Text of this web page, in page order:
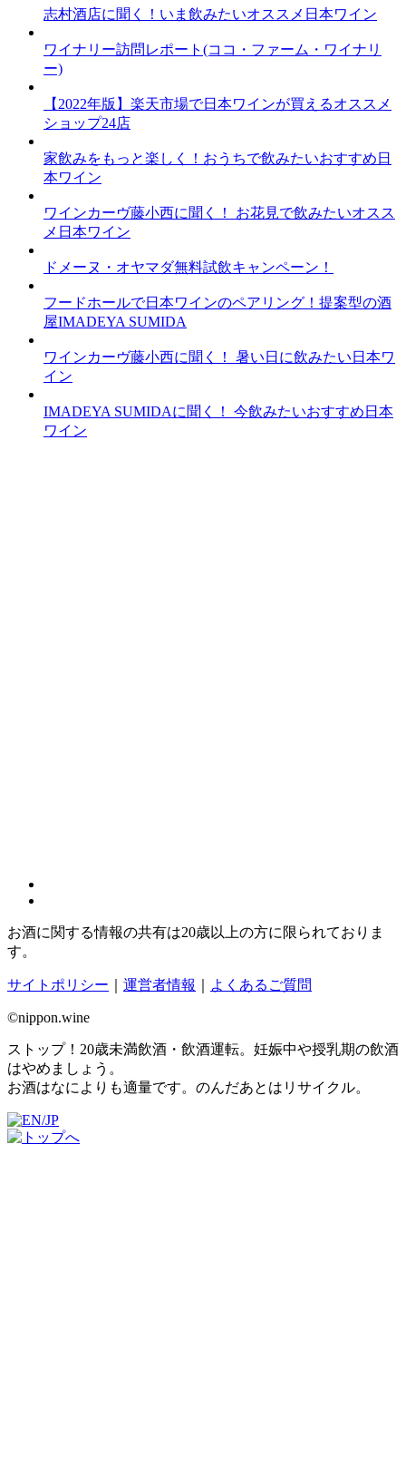
志村酒店に聞く！いま飲みたいオススメ日本ワイン
ワイナリー訪問レポート(ココ・ファーム・ワイナリ
ー)
【2022年版】楽天市場で日本ワインが買えるオススメ
ショップ24店
家飲みをもっと楽しく！おうちで飲みたいおすすめ日
本ワイン
ワインカーヴ藤小西に聞く！ お花見で飲みたいオスス
メ日本ワイン
ドメーヌ・オヤマダ無料試飲キャンペーン！
フードホールで日本ワインのペアリング！提案型の酒
屋IMADEYA SUMIDA
ワインカーヴ藤小西に聞く！ 暑い日に飲みたい日本ワ
イン
IMADEYA SUMIDAに聞く！ 今飲みたいおすすめ日本
ワイン
お酒に関する情報の共有は20歳以上の方に限られておりま
す。
サイトポリシー 運営者情報 よくあるご質問
©nippon.wine
ストップ！20歳未満飲酒・飲酒運転。妊娠中や授乳期の飲酒
はやめましょう。
お酒はなによりも適量です。のんだあとはリサイクル。